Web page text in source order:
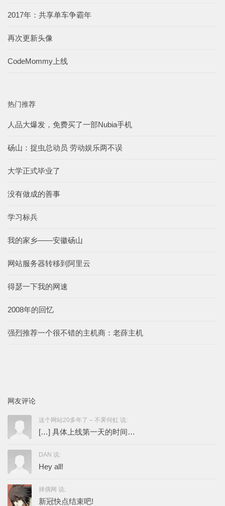
2017年：共享单车争霸年
再次更新头像
CodeMommy上线
热门推荐
人品大爆发，免费买了一部Nubia手机
砀山：捉虫总动员 劳动娱乐两不误
大学正式毕业了
没有做成的善事
学习标兵
我的家乡——安徽砀山
网站服务器转移到阿里云
得瑟一下我的网速
2008年的回忆
强烈推荐一个很不错的主机商：老薛主机
网友评论
这个网站20多年了 – 不霁何虹 说:
[…] 具体上线第一天的时间…
DAN 说:
Hey all!
择偶网 说:
新冠快点结束吧!